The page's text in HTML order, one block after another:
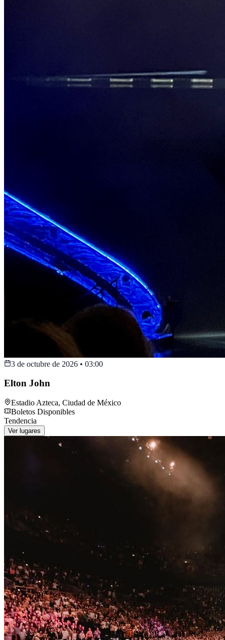
3 de octubre de 2026 • 03:00
Elton John
Estadio Azteca, Ciudad de México
Boletos Disponibles
Tendencia
Ver lugares